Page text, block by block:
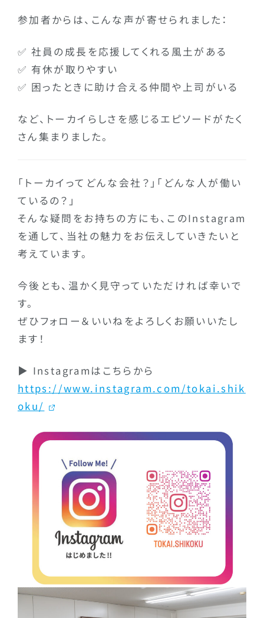
参加者からは、こんな声が寄せられました：
✅ 社員の成長を応援してくれる風土がある
✅ 有休が取りやすい
✅ 困ったときに助け合える仲間や上司がいる
など、トーカイらしさを感じるエピソードがたく
さん集まりました。
「トーカイってどんな会社？」「どんな人が働い
ているの？」
そんな疑問をお持ちの方にも、このInstagram
を通して、当社の魅力をお伝えしていきたいと
考えています。
今後とも、温かく見守っていただければ幸いで
す。
ぜひフォロー＆いいねをよろしくお願いいたし
ます！
▶ Instagramはこちらから
https://www.instagram.com/tokai.shik
oku/